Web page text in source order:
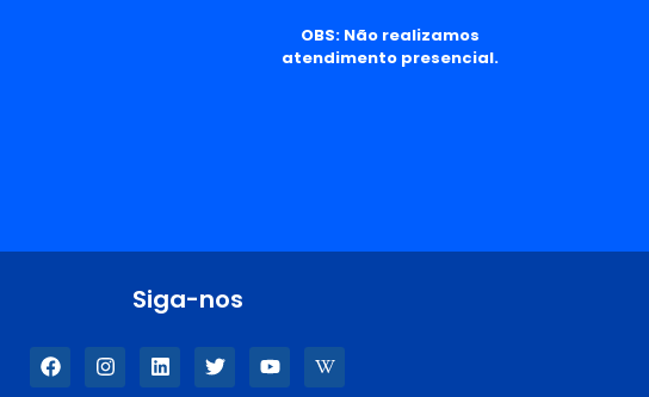
OBS: Não realizamos
atendimento presencial.
Siga-nos